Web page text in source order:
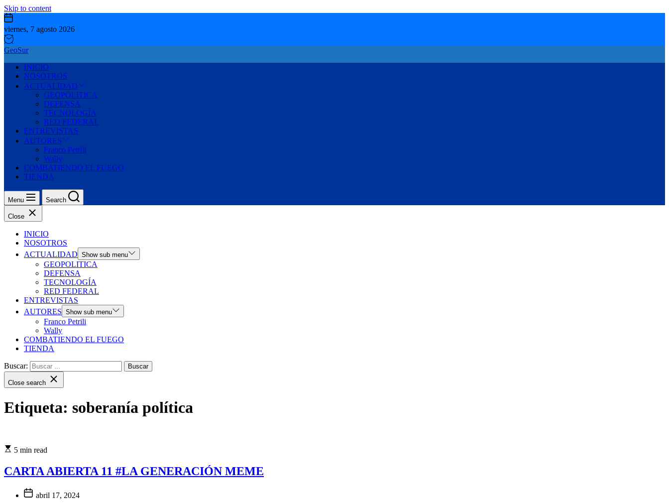
Skip to content
viernes, 7 agosto 2026
GeoSur
INICIO
NOSOTROS
ACTUALIDAD
GEOPOLITICA
DEFENSA
TECNOLOGÍA
RED FEDERAL
ENTREVISTAS
AUTORES
Franco Petrili
Wally
COMBATIENDO EL FUEGO
TIENDA
Menu Search
Close
INICIO
NOSOTROS
ACTUALIDAD Show sub menu
GEOPOLITICA
DEFENSA
TECNOLOGÍA
RED FEDERAL
ENTREVISTAS
AUTORES Show sub menu
Franco Petrili
Wally
COMBATIENDO EL FUEGO
TIENDA
Buscar:
Close search
Etiqueta: soberanía política
5 min read
CARTA ABIERTA 11 #LA GENERACIÓN MEME
abril 17, 2024